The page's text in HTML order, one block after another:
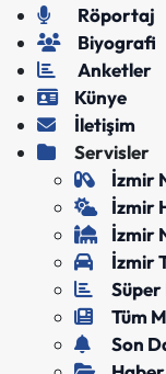
Röportaj
Biyografi
Anketler
Künye
İletişim
Servisler
İzmir
İzmir
İzmir
İzmir
Süper
Tüm
Son